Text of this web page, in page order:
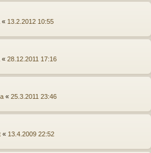
« 13.2.2012 10:55
« 28.12.2011 17:16
« 25.3.2011 23:46
« 13.4.2009 22:52